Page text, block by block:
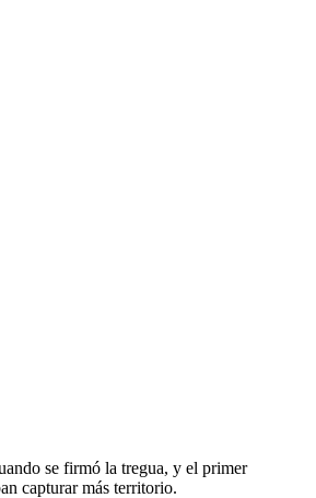
se firmó la tregua, y el primer
capturar más territorio.